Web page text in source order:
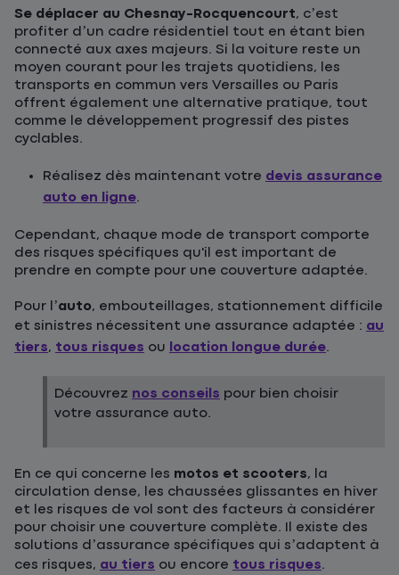
Se déplacer au Chesnay-Rocquencourt, c’est
profiter d’un cadre résidentiel tout en étant bien
connecté aux axes majeurs. Si la voiture reste un
moyen courant pour les trajets quotidiens, les
transports en commun vers Versailles ou Paris
offrent également une alternative pratique, tout
comme le développement progressif des pistes
cyclables.
Réalisez dès maintenant votre devis assurance
auto en ligne.
Cependant, chaque mode de transport comporte
des risques spécifiques qu'il est important de
prendre en compte pour une couverture adaptée.
Pour l’auto, embouteillages, stationnement difficile
et sinistres nécessitent une assurance adaptée : au
tiers, tous risques ou location longue durée.
Découvrez nos conseils pour bien choisir
votre assurance auto.
En ce qui concerne les motos et scooters, la
circulation dense, les chaussées glissantes en hiver
et les risques de vol sont des facteurs à considérer
pour choisir une couverture complète. Il existe des
solutions d’assurance spécifiques qui s’adaptent à
ces risques, au tiers ou encore tous risques.